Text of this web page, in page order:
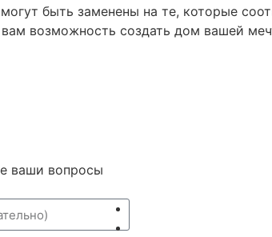
быть заменены на те, которые
вам возможность создать дом вашей
ваши вопросы